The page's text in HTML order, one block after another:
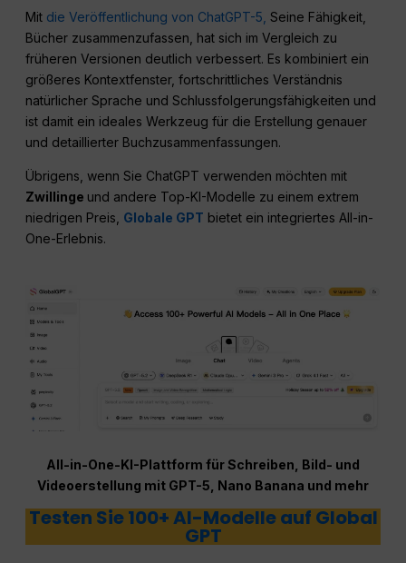
Mit die Veröffentlichung von ChatGPT-5, Seine Fähigkeit,
Bücher zusammenzufassen, hat sich im Vergleich zu
früheren Versionen deutlich verbessert. Es kombiniert ein
größeres Kontextfenster, fortschrittliches Verständnis
natürlicher Sprache und Schlussfolgerungsfähigkeiten und
ist damit ein ideales Werkzeug für die Erstellung genauer
und detaillierter Buchzusammenfassungen.
Übrigens, wenn Sie ChatGPT verwenden möchten mit
Zwillinge und andere Top-KI-Modelle zu einem extrem
niedrigen Preis, Globale GPT bietet ein integriertes All-in-
One-Erlebnis.
All-in-One-KI-Plattform für Schreiben, Bild- und
Videoerstellung mit GPT-5, Nano Banana und mehr
Testen Sie 100+ AI-Modelle auf Global
GPT